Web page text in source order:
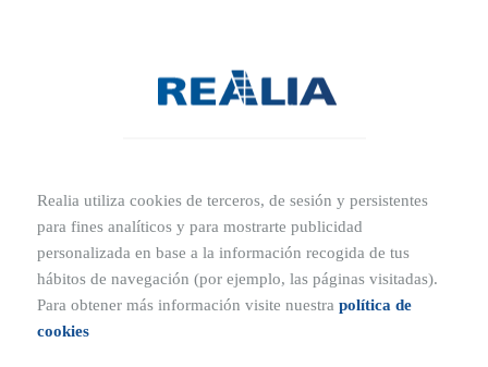
combinación con la ventana nos permitirá descubrir en nuestro
reflejo cómo nos queda cada prenda con todo lujo de detalles.
Aunque no tengas mucho espacio, también puedes tener
habitación con vestidor pequeñomoderno y funcional.
En estos casos es recomendable optar por una puerta corredera. La
Realia utiliza cookies de terceros, de sesión y persistentes
para fines analíticos y para mostrarte publicidad
personalizada en base a la información recogida de tus
hábitos de navegación (por ejemplo, las páginas visitadas).
Para obtener más información visite nuestra política de
cookies